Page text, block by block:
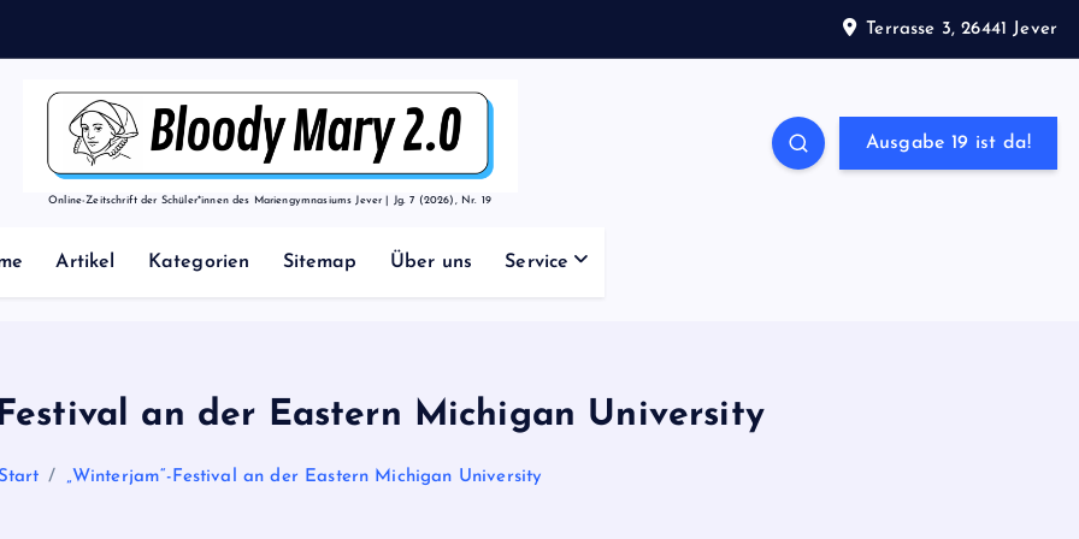
Terrasse 3, 26441 Jever
Online-Zeitschrift der Schüler*innen des Mariengymnasiums Jever | Jg. 7 (2026), Nr. 19
Ausgabe 19 ist da!
Artikel Kategorien Sitemap Über uns Service
an der Eastern Michigan University
Start „Winterjam“-Festival an der Eastern Michigan University